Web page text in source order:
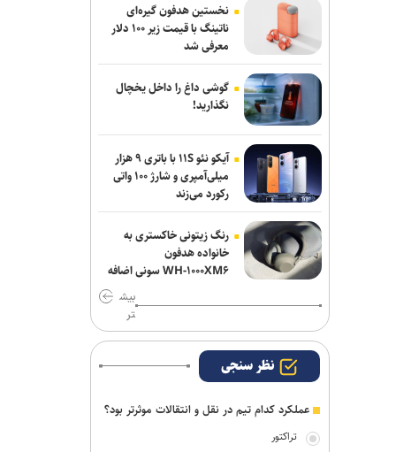
رسمی| پنجره استقلال بسته ماند
سالاری مشاور مدیرعامل پرسپولیس شد
عالیشاه در یک قدمی گل‌گهر
رسمی؛ عالیشاه به گل‌گهر پیوست
اعلام اسامی نامزدهای تایید صلاحیت شده
ریاست فدراسیون بدنسازی و پرورش اندام/
حضور عضو هیات مدیره پرسپولیس
نخستین هدفون گیره‌ای
ناتینگ با قیمت زیر ۱۰۰ دلار
معرفی شد
گوشی داغ را داخل یخچال
نگذارید!
آیکو نئو ۱۱S با باتری ۹ هزار
میلی‌آمپری و شارژ ۱۰۰ واتی
رکورد می‌زند
رنگ زیتونی خاکستری به
خانواده هدفون
WH-۱۰۰۰XM۶ سونی اضافه
بیش
تر
نظر سنجی
عملکرد کدام تیم در نقل و انتقالات موثرتر بود؟
تراکتور